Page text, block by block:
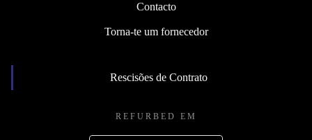
Contacto
Torna-te um fornecedor
Rescisões de Contrato
REFURBED EM